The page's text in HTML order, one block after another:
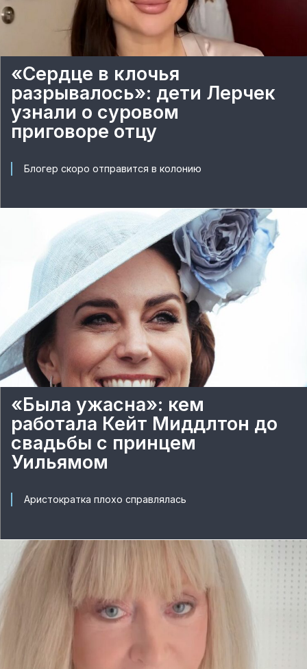
«Сердце в клочья
разрывалось»: дети Лерчек
узнали о суровом
приговоре отцу
Блогер скоро отправится в колонию
«Была ужасна»: кем
работала Кейт Миддлтон до
свадьбы с принцем
Уильямом
Аристократка плохо справлялась